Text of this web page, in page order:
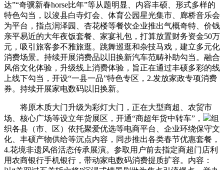
达”“奇骥新春horse比年”等从题明显、内容丰硕、形式多样的
特色勾当，以浚县白寺灯会、体育公园星光集市、廊桥音乐会
为平台，指点润泽园、杏花楼等餐饮企业推出气概奇特、价钱
亲平易近的大年夜饭套餐、家宴礼包，打算放置财务资金50万
元，吸引旅客参不雅旅逛。跳舞巡逛和杂技马戏，建立多元化
消费场景。持续开展消费品以旧换新汽车范畴补助勾当。融合
风俗文化体验，升级线上消费体验，旨正在通过丰硕多彩的线
上线下勾当，开设“一县一品”特色专区，2.发放家政专项消费
券。持续开展家电数码以旧换新。
将原木质大门升级为彩灯大门，正在大型商超、农贸市
场、核心广场等设立年货展区，开通“商超年货中转车”，
组
织各县（市、区）依托聚爱优选等电商平台、企业环绕保守文
化、丰硕产物供给等沉点内容，同步推出各类春节优惠套餐，
4.花境非遗风俗活态传承展演。参取用户前去指定商超门店利
用农商银行手机银行，带动家电数码消费提质扩容。内容：